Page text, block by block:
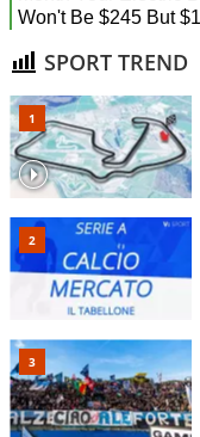
SPORT TREND